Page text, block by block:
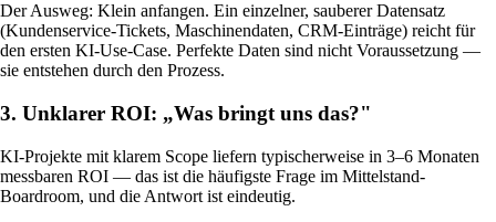
Der Ausweg: Klein anfangen. Ein einzelner, sauberer Datensatz
(Kundenservice-Tickets, Maschinendaten, CRM-Einträge) reicht für
den ersten KI-Use-Case. Perfekte Daten sind nicht Voraussetzung —
sie entstehen durch den Prozess.
3. Unklarer ROI: „Was bringt uns das?"
KI-Projekte mit klarem Scope liefern typischerweise in 3–6 Monaten
messbaren ROI — das ist die häufigste Frage im Mittelstand-
Boardroom, und die Antwort ist eindeutig.